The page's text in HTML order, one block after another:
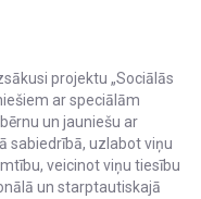
projektu „Sociālās
ar speciālām
un jauniešu ar
sabiedrībā, uzlabot viņu
veicinot viņu tiesību
un starptautiskajā